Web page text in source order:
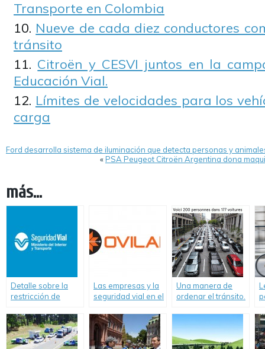
Transporte en Colombia
Nueve de cada diez conductores
tránsito
Citroën y CESVI juntos en la
Educación Vial.
Límites de velocidades para los
carga
Ford desarrolla sistema de iluminación que detecta personas y
«PSA Peugeot Citroën Argentina dona
más...
Detalle sobre la
restricción de
inicio de las
vacaciones de
invierno en
Las empresas y la
seguridad vial en el
de OVILAM
Una manera de
ordenar el tránsito.